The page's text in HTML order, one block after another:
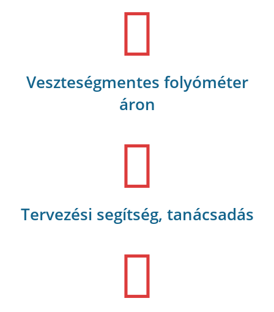
Veszteségmentes folyóméter
áron
Tervezési segítség, tanácsadás